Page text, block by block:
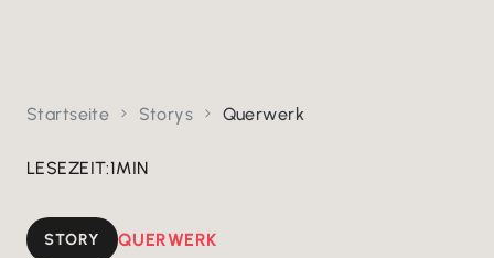
Startseite  Storys  Querwerk
LESEZEIT:1MIN
STORY QUERWERK